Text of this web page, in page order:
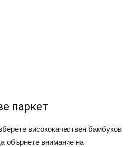
паркет
висококачествен бамбуков
обърнете внимание на